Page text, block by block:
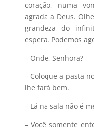
coração, numa
agrada a Deus.
grandeza do
espera. Podemos
– Onde, Senhora?
– Coloque a pasta
lhe fará bem.
– Lá na sala não é
– Você somente